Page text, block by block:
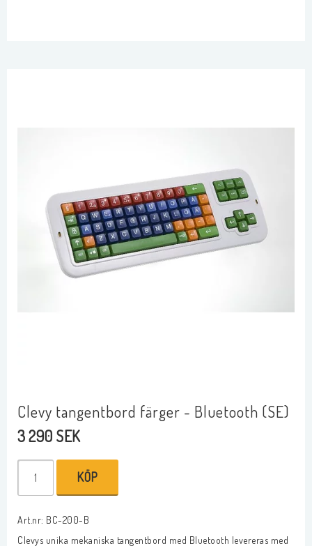
Clevy tangentbord färger - Bluetooth (SE)
3 290 SEK
KÖP
Art.nr: BC-200-B
Clevys unika mekaniska tangentbord med Bluetooth levereras med